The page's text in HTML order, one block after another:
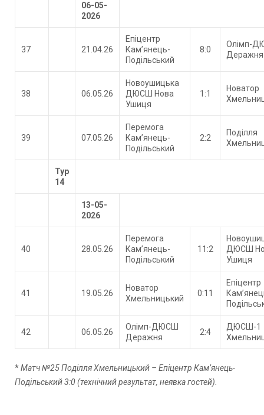
06-05-
2026
37 21.04.26
Епіцентр
Кам’янець-
Подільський
8:0
Олімп-
Деражня
38 06.05.26
Новоушицька
ДЮСШ Нова
Ушиця
1:1
Новатор
39 07.05.26
Перемога
Кам’янець-
Подільський
2:2
Поділля
Тур
14
13-05-
2026
40 28.05.26
Перемога
Кам’янець-
Подільський
11:2
ДЮСШ
Ушиця
41 19.05.26
Новатор
Хмельницький
0:11
Епіцентр
42 06.05.26
Олімп-ДЮСШ
Деражня
2:4
ДЮСШ-1
*Матч №25 Поділля Хмельницький – Епіцентр Кам’янець-
Подільський 3:0 (технічний результат, неявка гостей).